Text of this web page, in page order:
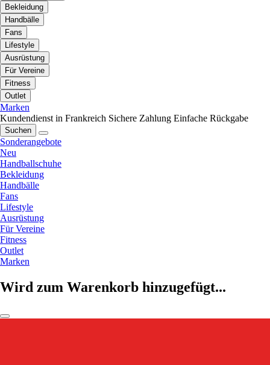
Bekleidung
Handbälle
Fans
Lifestyle
Ausrüstung
Für Vereine
Fitness
Outlet
Marken
Kundendienst in Frankreich Sichere Zahlung Einfache Rückgabe
Suchen
Sonderangebote
Neu
Handballschuhe
Bekleidung
Handbälle
Fans
Lifestyle
Ausrüstung
Für Vereine
Fitness
Outlet
Marken
Wird zum Warenkorb hinzugefügt...